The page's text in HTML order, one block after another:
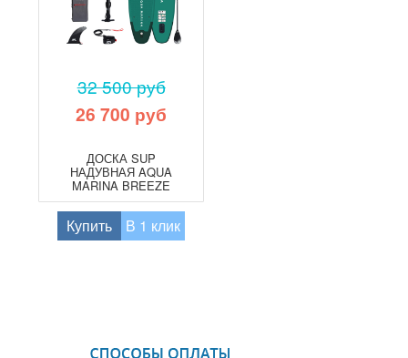
32 500 руб
26 700 руб
ДОСКА SUP
НАДУВНАЯ AQUA
MARINA BREEZE
9'10" (2026)
Купить В 1 клик